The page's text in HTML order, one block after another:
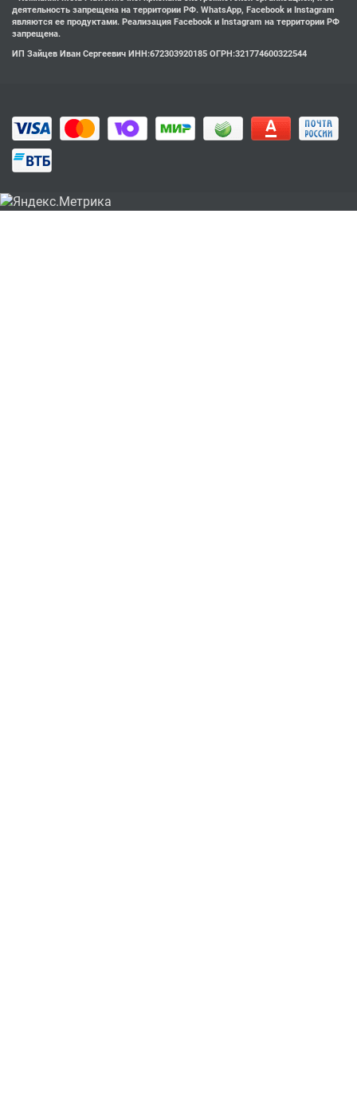
деятельность запрещена на территории РФ. WhatsApp, Facebook и Instagram
являются ее продуктами. Реализация Facebook и Instagram на территории РФ
запрещена.
ИП Зайцев Иван Сергеевич ИНН:672303920185 ОГРН:321774600322544